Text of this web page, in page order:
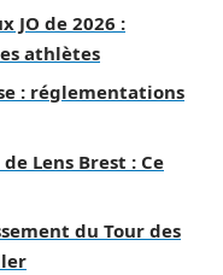
JO de 2026 :
athlètes
: réglementations
Lens Brest : Ce
du Tour des